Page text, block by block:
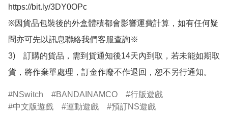
https://bit.ly/3DY0OPc
※因貨品包裝後的外盒體積都會影響運費計算，如有任何疑
問亦可先以訊息聯絡我們客服查詢※
3)　訂購的貨品，需到貨通知後14天內到取，若未能如期取
貨，將作棄單處理，訂金作廢不作退回，恕不另行通知。
NSwitch BANDAINAMCO
行版遊戲
中文版遊戲
運動遊戲 預訂NS遊戲